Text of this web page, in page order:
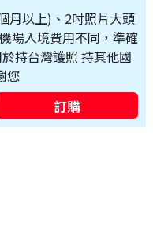
月以上)、2吋照片大頭
場入境費用不同，準確
持台灣護照 持其他國
您